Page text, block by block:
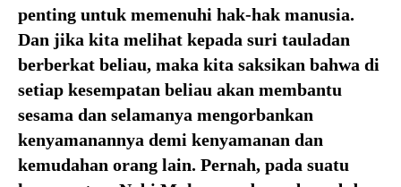
penting untuk memenuhi hak-hak manusia.
Dan jika kita melihat kepada suri tauladan
berberkat beliau, maka kita saksikan bahwa di
setiap kesempatan beliau akan membantu
sesama dan selamanya mengorbankan
kenyamanannya demi kenyamanan dan
kemudahan orang lain. Pernah, pada suatu